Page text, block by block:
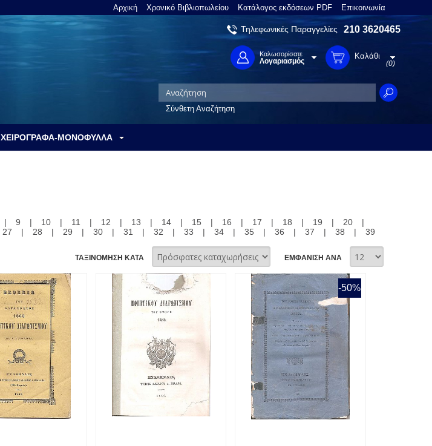
Αρχική Χρονικό Βιβλιοπωλείου Κατάλογος εκδόσεων PDF Επικοινωνία
Τηλεφωνικές Παραγγελίες 210 3620465
Καλωσορίσατε
Λογαριασμός
Καλάθι
(0)
Σύνθετη Αναζήτηση
ΧΕΙΡΟΓΡΑΦΑ-ΜΟΝΟΦΥΛΛΑ
| 9 | 10 | 11 | 12 | 13 | 14 | 15 | 16 | 17 | 18 | 19 | 20
|
27 | 28 | 29 | 30 | 31 | 32 | 33 | 34 | 35 | 36 | 37 | 38 |
39
ΕΜΦΑΝΙΣΗ ΑΝΑ
ΤΑΞΙΝΟΜΗΣΗ ΚΑΤΑ
-50%